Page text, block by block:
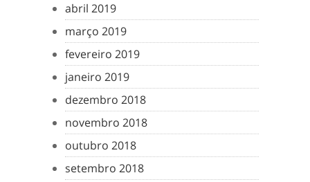
abril 2019
março 2019
fevereiro 2019
janeiro 2019
dezembro 2018
novembro 2018
outubro 2018
setembro 2018